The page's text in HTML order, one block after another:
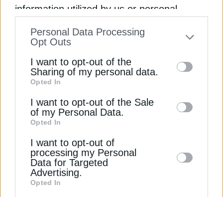
information utilized by us or personal
to your opt-out. You may separately opt-out
information by third parties on the IAB’s list
of downstream participants. This
information may also be disclosed by us to
third parties on theIAB’s List of
Downstream Participants
disclose it to other third parties.
Personal Data Processing
Opt Outs
I want to opt-out of the
Sharing of my personal data.
Opted In
I want to opt-out of the Sale
of my Personal Data.
Opted In
I want to opt-out of
processing my Personal
Data for Targeted
Advertising.
Opted In
ΔΕΊΤΕ ΕΠΊΣΗΣ
Κακοκαιρία Byron: Κλειστά τα σχολεία της
Αττικής την Παρασκευή
4 Δεκεμβρίου 2025